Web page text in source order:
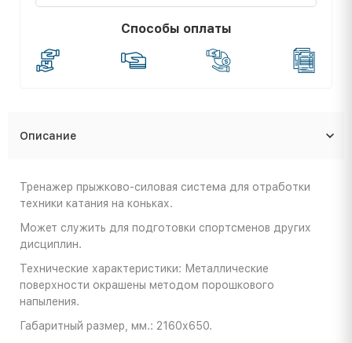
Способы оплаты
Описание
Тренажер прыжково-силовая система для отработки
техники катания на коньках.
Может служить для подготовки спортсменов других
дисциплин.
Технические характеристики: Металлические
поверхности окрашены методом порошкового
напыления.
Габаритный размер, мм.: 2160х650.